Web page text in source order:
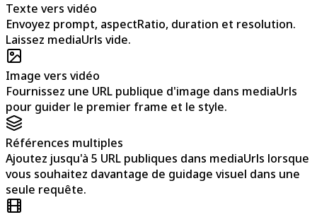
Texte vers vidéo
Envoyez prompt, aspectRatio, duration et resolution.
Laissez mediaUrls vide.
Image vers vidéo
Fournissez une URL publique d'image dans mediaUrls
pour guider le premier frame et le style.
Références multiples
Ajoutez jusqu'à 5 URL publiques dans mediaUrls lorsque
vous souhaitez davantage de guidage visuel dans une
seule requête.